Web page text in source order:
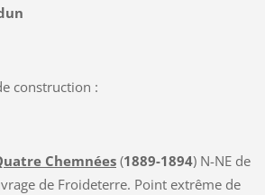
construction :
Chemnées(1889-1894) N-NE de
de Froideterre. Point extrême de